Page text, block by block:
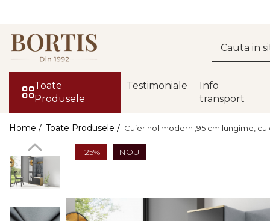
Toate Produsele
Fotolii balansoar/relaxante
Canapele
Comode
Comode lux-ultramoderne
Comode stil clasic/rustic
Toate
Produsele
Testimoniale
Info
transport
Home / Toate Produsele / Cuier hol modern ,95 cm lungime,
-25% NOU